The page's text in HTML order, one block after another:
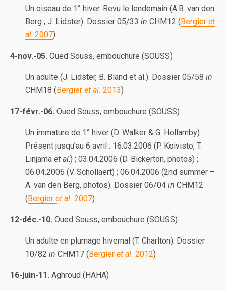
Un oiseau de 1° hiver. Revu le lendemain (A.B. van den
Berg ; J. Lidster). Dossier 05/33 in CHM12 (Bergier et
al. 2007)
4-nov.-05. Oued Souss, embouchure (SOUSS)
Un adulte (J. Lidster, B. Bland et al.). Dossier 05/58 in
CHM18 (Bergier et al. 2013)
17-févr.-06. Oued Souss, embouchure (SOUSS)
Un immature de 1° hiver (D. Walker & G. Hollamby).
Présent jusqu’au 6 avril : 16.03.2006 (P. Koivisto, T.
Linjama et al.) ; 03.04.2006 (D. Bickerton, photos) ;
06.04.2006 (V. Schollaert) ; 06.04.2006 (2nd summer –
A. van den Berg, photos). Dossier 06/04 in CHM12
(Bergier et al. 2007)
12-déc.-10. Oued Souss, embouchure (SOUSS)
Un adulte en plumage hivernal (T. Charlton). Dossier
10/82 in CHM17 (Bergier et al. 2012)
16-juin-11. Aghroud (HAHA)